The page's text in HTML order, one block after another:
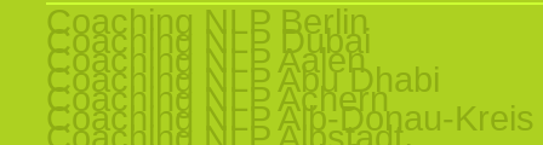
Coaching NLP Berlin
Coaching NLP Dubai
Coaching NLP Aalen
Coaching NLP Abu Dhabi
Coaching NLP Achern
Coaching NLP Alb-Donau-Kreis